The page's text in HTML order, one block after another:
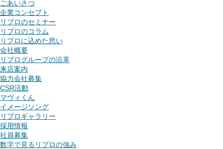
ごあいさつ
企業コンセプト
リプロのセミナー
リプロのコラム
リプロに込めた思い
会社概要
リプログループの沿革
来店案内
協力会社募集
CSR活動
マヴィくん
イメージソング
リプロギャラリー
採用情報
社員募集
数字で見るリプロの強み